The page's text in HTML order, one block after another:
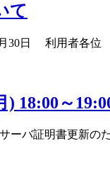
て
8月30
18:00～
バ証明書更新